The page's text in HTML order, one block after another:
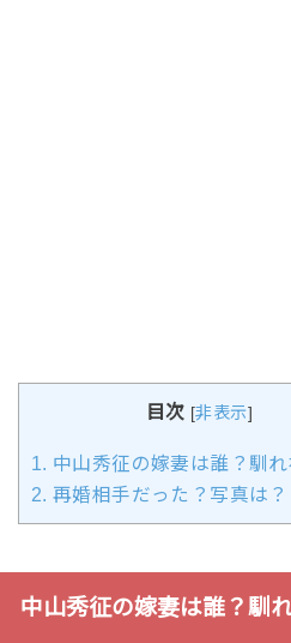
目次 [非表示]
1. 中山秀征の嫁妻は誰？馴れ
2. 再婚相手だった？写真は？
中山秀征の嫁妻は誰？馴